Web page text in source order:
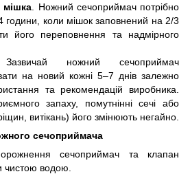
мішка . Ножний сечоприймач потрібно
години, коли мішок заповнений на 2/3
його переповнення та надмірного
ножний сечоприймач
на новий кожні 5–7 днів залежно
та рекомендацій виробника.
запаху, помутнінні сечі або
витікань) його змінюють негайно.
сечоприймача
сечоприймач та клапан
чистою водою.